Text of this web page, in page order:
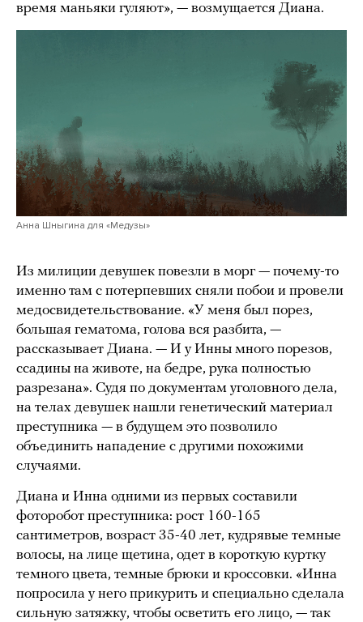
время маньяки гуляют», — возмущается Диана.
Анна Шныгина для «Медузы»
Из милиции девушек повезли в морг — почему-то
именно там с потерпевших сняли побои и провели
медосвидетельствование. «У меня был порез,
большая гематома, голова вся разбита, —
рассказывает Диана. — И у Инны много порезов,
ссадины на животе, на бедре, рука полностью
разрезана». Судя по документам уголовного дела,
на телах девушек нашли генетический материал
преступника — в будущем это позволило
объединить нападение с другими похожими
случаями.
Диана и Инна одними из первых составили
фоторобот преступника: рост 160-165
сантиметров, возраст 35-40 лет, кудрявые темные
волосы, на лице щетина, одет в короткую куртку
темного цвета, темные брюки и кроссовки. «Инна
попросила у него прикурить и специально сделала
сильную затяжку, чтобы осветить его лицо, — так